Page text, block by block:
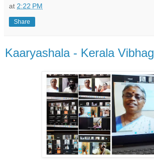
at 2:22 PM
Share
Kaaryashala - Kerala Vibhag